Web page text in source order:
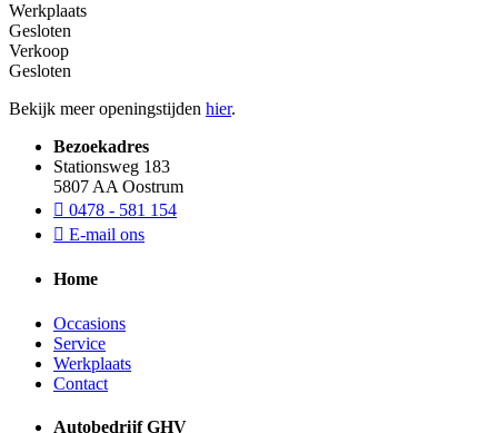
Werkplaats
Gesloten
Verkoop
Gesloten
Bekijk meer openingstijden hier.
Bezoekadres
Stationsweg 183
5807 AA Oostrum
0478 - 581 154
E-mail ons
Home
Occasions
Service
Werkplaats
Contact
Autobedrijf GHV